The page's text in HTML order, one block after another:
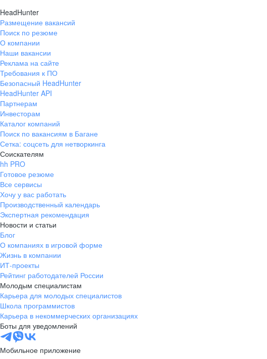
HeadHunter
Размещение вакансий
Поиск по резюме
О компании
Наши вакансии
Реклама на сайте
Требования к ПО
Безопасный HeadHunter
HeadHunter API
Партнерам
Инвесторам
Каталог компаний
Поиск по вакансиям в Багане
Сетка: соцсеть для нетворкинга
Соискателям
hh PRO
Готовое резюме
Все сервисы
Хочу у вас работать
Производственный календарь
Экспертная рекомендация
Новости и статьи
Блог
О компаниях в игровой форме
Жизнь в компании
ИТ-проекты
Рейтинг работодателей России
Молодым специалистам
Карьера для молодых специалистов
Школа программистов
Карьера в некоммерческих организациях
Боты для уведомлений
Мобильное приложение